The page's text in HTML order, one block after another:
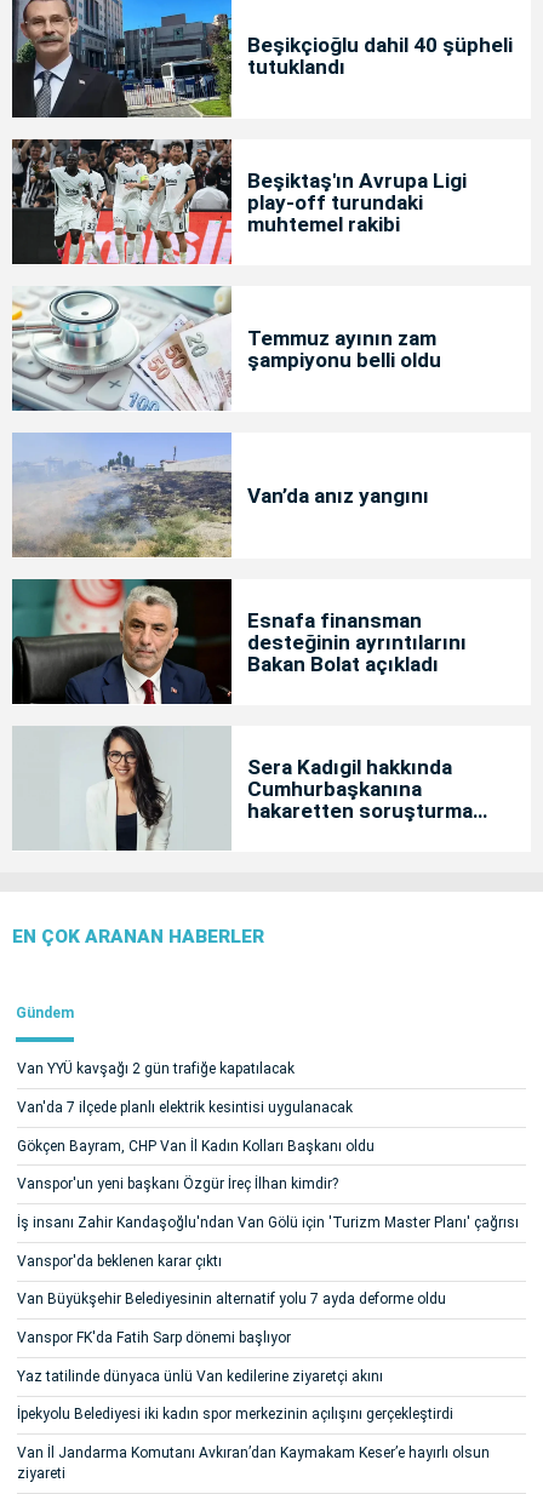
Beşikçioğlu dahil 40 şüpheli
tutuklandı
Beşiktaş'ın Avrupa Ligi
play-off turundaki
muhtemel rakibi
Temmuz ayının zam
şampiyonu belli oldu
Van’da anız yangını
Esnafa finansman
desteğinin ayrıntılarını
Bakan Bolat açıkladı
Sera Kadıgil hakkında
Cumhurbaşkanına
hakaretten soruşturma
EN ÇOK ARANAN HABERLER
Gündem
Van YYÜ kavşağı 2 gün trafiğe kapatılacak
Van'da 7 ilçede planlı elektrik kesintisi uygulanacak
Gökçen Bayram, CHP Van İl Kadın Kolları Başkanı oldu
Vanspor'un yeni başkanı Özgür İreç İlhan kimdir?
İş insanı Zahir Kandaşoğlu'ndan Van Gölü için 'Turizm Master Planı' çağrısı
Vanspor'da beklenen karar çıktı
Van Büyükşehir Belediyesinin alternatif yolu 7 ayda deforme oldu
Vanspor FK'da Fatih Sarp dönemi başlıyor
Yaz tatilinde dünyaca ünlü Van kedilerine ziyaretçi akını
İpekyolu Belediyesi iki kadın spor merkezinin açılışını gerçekleştirdi
Van İl Jandarma Komutanı Avkıran’dan Kaymakam Keser’e hayırlı olsun
ziyareti